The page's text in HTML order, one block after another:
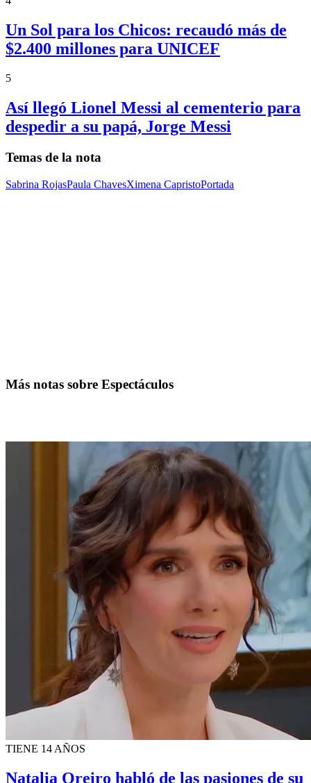
Un Sol para los Chicos: recaudó más de
$2.400 millones para UNICEF
5
Así llegó Lionel Messi al cementerio para
despedir a su papá, Jorge Messi
Temas de la nota
Sabrina RojasPaula ChavesXimena CapristoPortada
Más notas sobre Espectáculos
TIENE 14 AÑOS
Natalia Oreiro habló de las pasiones de su